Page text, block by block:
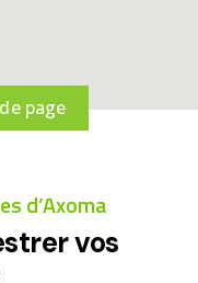
page
d’Axoma
vos